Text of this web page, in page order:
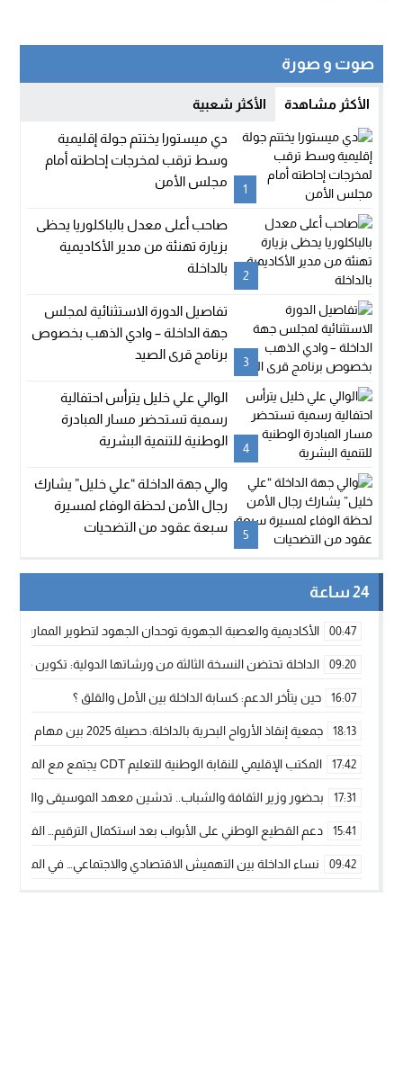
صوت و صورة
الأكثر مشاهدة الأكثر شعبية
1
دي ميستورا يختتم جولة إقليمية
وسط ترقب لمخرجات إحاطته أمام
مجلس الأمن
2
صاحب أعلى معدل بالباكلوريا يحظى
بزيارة تهنئة من مدير الأكاديمية
بالداخلة
3
تفاصيل الدورة الاستثنائية لمجلس
جهة الداخلة – وادي الذهب بخصوص
برنامج قرى الصيد
4
الوالي علي خليل يترأس احتفالية
رسمية تستحضر مسار المبادرة
الوطنية للتنمية البشرية
5
والي جهة الداخلة “علي خليل” يشارك
رجال الأمن لحظة الوفاء لمسيرة
سبعة عقود من التضحيات
24 ساعة
00:47 الأكاديمية والعصبة الجهوية توحدان الجهود لتطوير الممارسة
09:20 الداخلة تحتضن النسخة الثالثة من ورشاتها الدولية: تكوين
16:07 حين يتأخر الدعم: كسابة الداخلة بين الأمل والقلق ؟
18:13 جمعية إنقاذ الأرواح البحرية بالداخلة: حصيلة 2025 بين مهام الإنقاذ ومشروع “دار البحار”
17:42 المكتب الإقليمي للنقابة الوطنية للتعليم CDT يجتمع مع المدير الإقليمي لمناقشة ملفات جوهرية لنساء ورجال التعليم
17:31 بحضور وزير الثقافة والشباب.. تدشين معهد الموسيقى والفنون
15:41 دعم القطيع الوطني على الأبواب بعد استكمال الترقيم…
09:42 نساء الداخلة بين التهميش الاقتصادي والاجتماعي… في المؤسسات